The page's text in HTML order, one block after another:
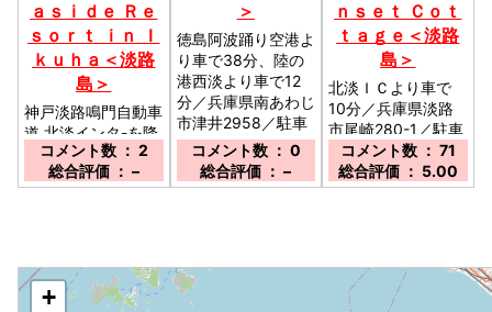
ａｓｉｄｅ Ｒｅ
ｓｏｒｔ ｉｎ Ｉ
ｋｕｈａ＜淡路
島＞
神戸淡路鳴門自動車
道 北淡インタ-を降
りて約3分／兵庫県
淡路市育波263-1／
コメント数 ： 2
総合評価 ： –
＞
徳島阿波踊り空港よ
り車で38分、陸の
港西淡より車で12
分／兵庫県南あわじ
市津井2958／駐車
場：あり 10台
無料 予約不要／
コメント数 ： 0
総合評価 ： –
ｎｓｅｔ Ｃｏｔ
ｔａｇｅ＜淡路
島＞
北淡ＩＣより車で
10分／兵庫県淡路
市尾崎280-1／駐車
場：有り 3台 無
料 予約不要／
コメント数 ： 71
総合評価 ： 5.00
◆
+